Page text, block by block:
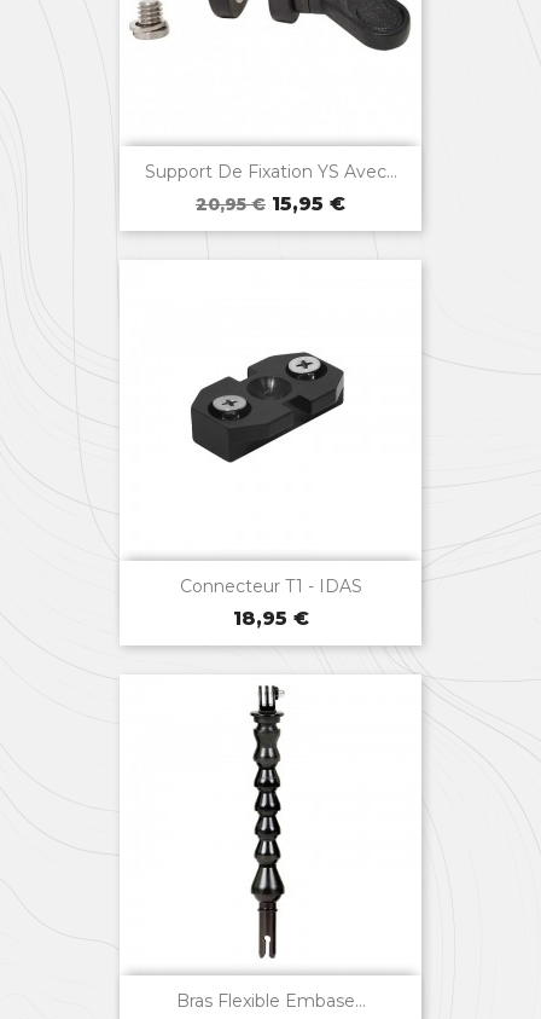
Support De Fixation YS Avec...
Prix
de
20,95 € Prix
15,95 €
 Aperçu rapide
Connecteur T1 - IDAS
Prix
18,95 €
Aperçu rapide
Bras Flexible Embase...
 Aperçu rapide